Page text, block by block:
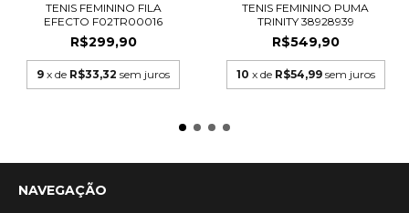
TENIS FEMININO FILA
EFECTO F02TR00016
R$299,90
9 x de R$33,32 sem juros
TENIS FEMININO PUMA
TRINITY 38928939
R$549,90
10 x de R$54,99 sem juros
NAVEGAÇÃO